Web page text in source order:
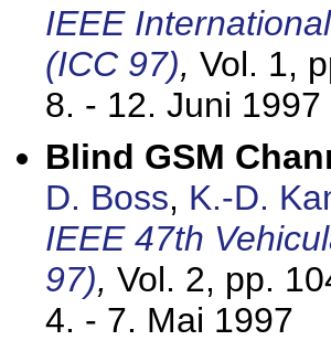
IEEE
(ICC 97), Vol. 1,
8. - 12. Juni 1997
Blind GSM
D. Boss, K.-D.
IEEE 47th
97), Vol. 2, pp.
4. - 7. Mai 1997